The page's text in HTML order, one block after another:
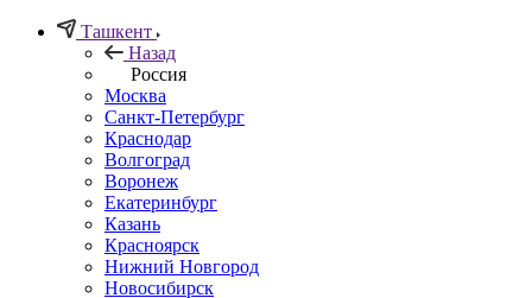
Ташкент
Назад
Россия
Москва
Санкт-Петербург
Краснодар
Волгоград
Воронеж
Екатеринбург
Казань
Красноярск
Нижний Новгород
Новосибирск